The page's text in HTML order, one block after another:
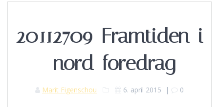
20112709_Framtiden_i
_nord_foredrag
Marit Figenschou 6. april 2015 | 0